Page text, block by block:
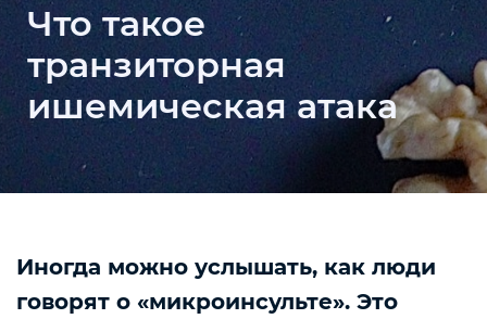
Что такое
транзиторная
ишемическая атака
Иногда можно услышать, как люди
говорят о «​​микроинсульте». Это